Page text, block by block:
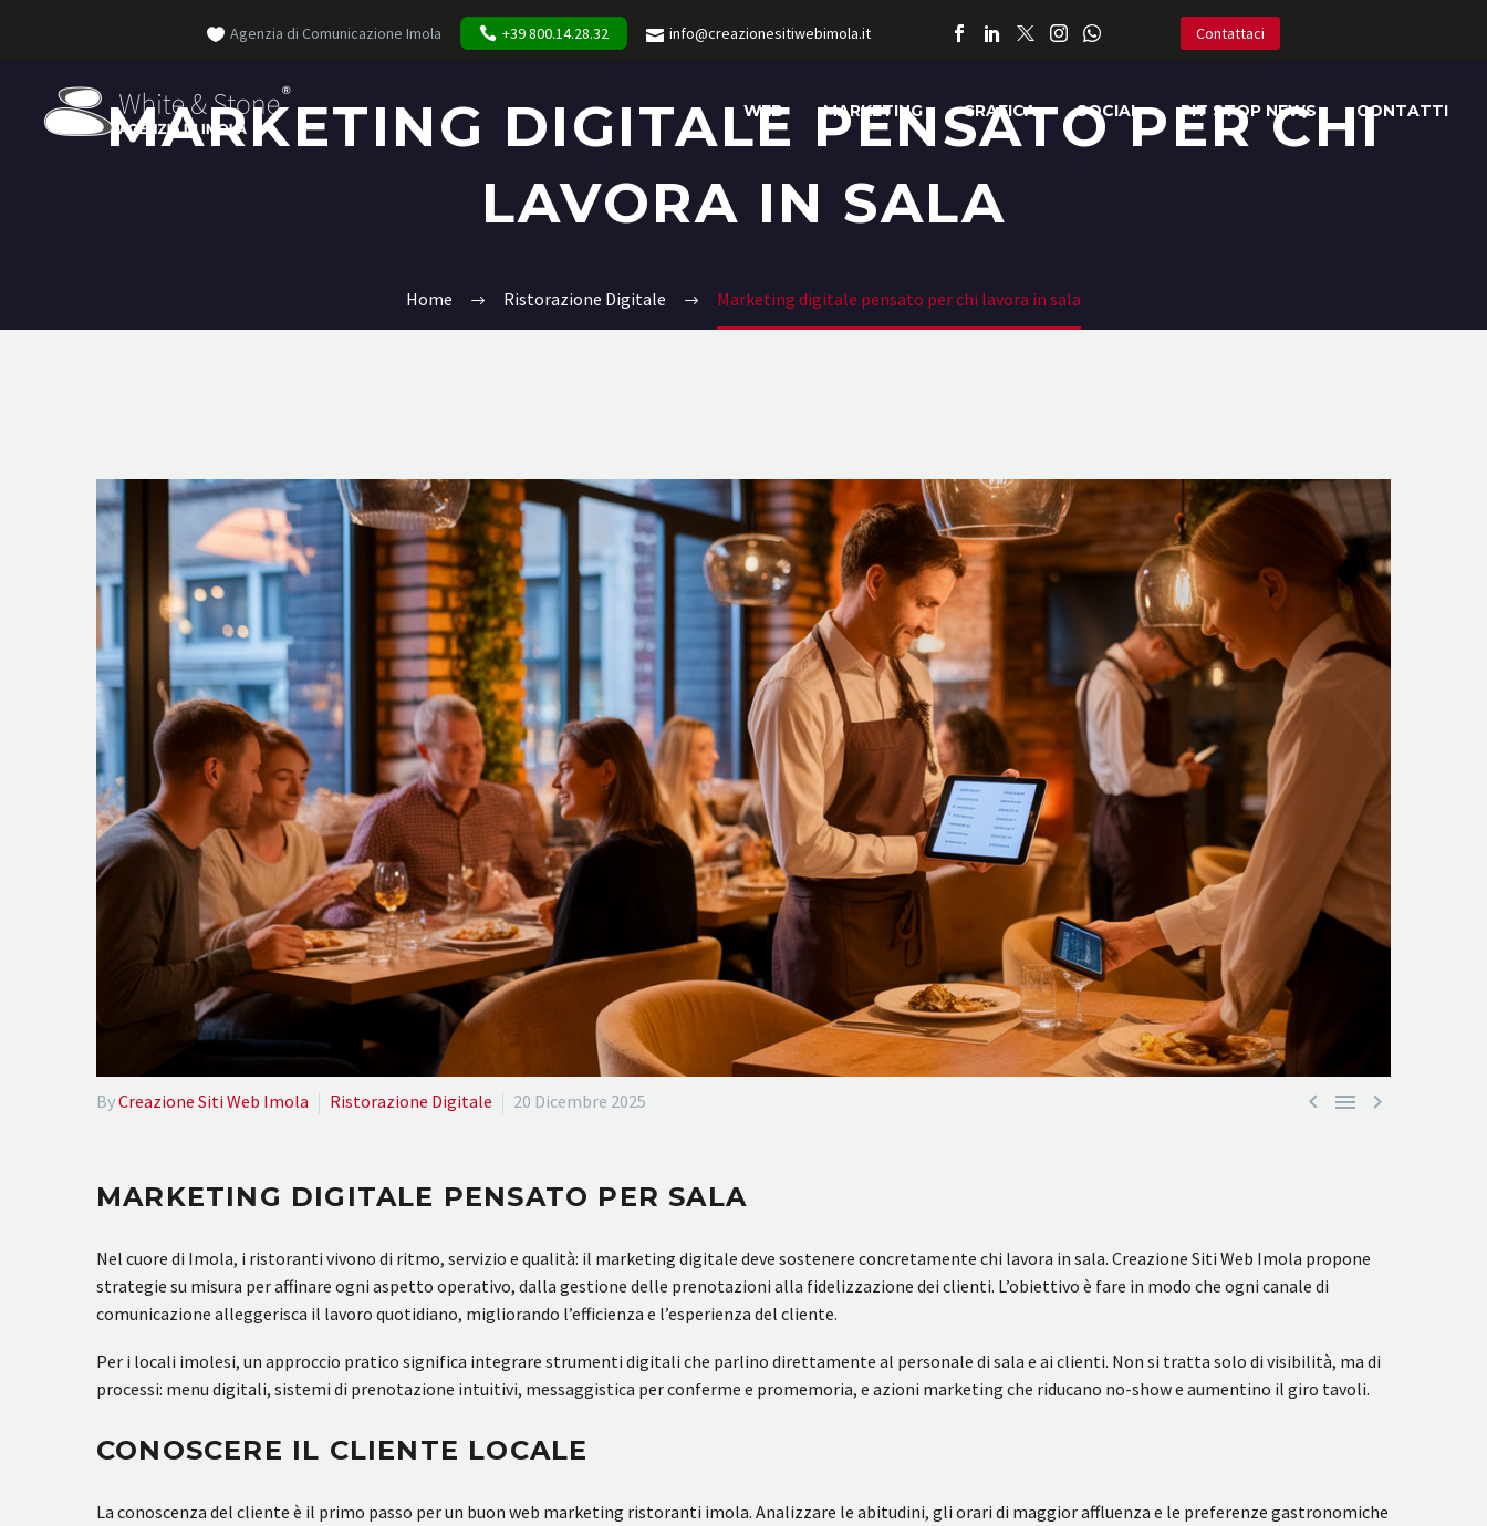
Agenzia di Comunicazione Imola +39 800.14.28.32 info@creazionesitiwebimola.it Contattaci
WEB MARKETING GRAFICA SOCIAL PIT STOP NEWS CONTATTI
MARKETING DIGITALE PENSATO PER CHI
LAVORA IN SALA
Home Ristorazione Digitale Marketing digitale pensato per chi lavora in sala
  
ByCreazione Siti Web Imola Ristorazione Digitale 20 Dicembre 2025
MARKETING DIGITALE PENSATO PER SALA
Nel cuore di Imola, i ristoranti vivono di ritmo, servizio e qualità: il marketing digitale deve sostenere concretamente chi lavora in sala. Creazione Siti Web Imola propone
strategie su misura per affinare ogni aspetto operativo, dalla gestione delle prenotazioni alla fidelizzazione dei clienti. L’obiettivo è fare in modo che ogni canale di
comunicazione alleggerisca il lavoro quotidiano, migliorando l’efficienza e l’esperienza del cliente.
Per i locali imolesi, un approccio pratico significa integrare strumenti digitali che parlino direttamente al personale di sala e ai clienti. Non si tratta solo di visibilità, ma di
processi: menu digitali, sistemi di prenotazione intuitivi, messaggistica per conferme e promemoria, e azioni marketing che riducano no-show e aumentino il giro tavoli.
CONOSCERE IL CLIENTE LOCALE
La conoscenza del cliente è il primo passo per un buon web marketing ristoranti imola. Analizzare le abitudini, gli orari di maggior affluenza e le preferenze gastronomiche